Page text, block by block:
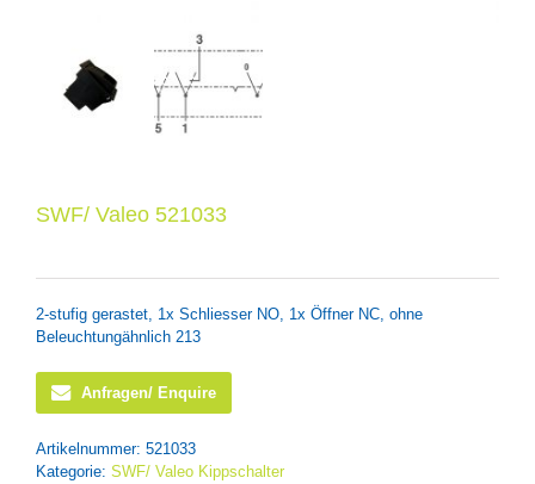
SWF/ Valeo 521033
2-stufig gerastet, 1x Schliesser NO, 1x Öffner NC, ohne
Beleuchtungähnlich 213
Anfragen/ Enquire
Artikelnummer: 521033
Kategorie: SWF/ Valeo Kippschalter